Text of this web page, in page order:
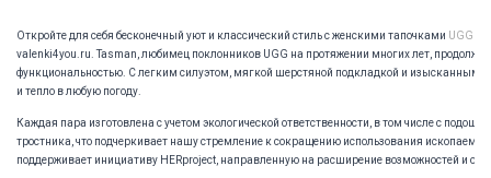
Откройте для себя бесконечный уют и классический стиль с женскими тапочками UGG
valenki4you.ru. Tasman, любимец поклонников UGG на протяжении многих лет,
функциональностью. С легким силуэтом, мягкой шерстяной подкладкой и изысканным
и тепло в любую погоду.
Каждая пара изготовлена с учетом экологической ответственности, в том числе с
тростника, что подчеркивает нашу стремление к сокращению использования
поддерживает инициативу HERproject, направленную на расширение возможностей и